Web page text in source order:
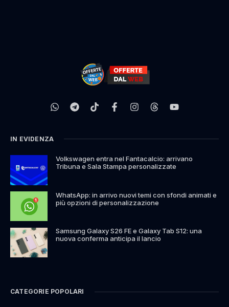
IN EVIDENZA
Volkswagen entra nel Fantacalcio: arrivano
Tribuna e Sala Stampa personalizzate
WhatsApp: in arrivo nuovi temi con sfondi animati e
più opzioni di personalizzazione
Samsung Galaxy S26 FE e Galaxy Tab S12: una
nuova conferma anticipa il lancio
CATEGORIE POPOLARI